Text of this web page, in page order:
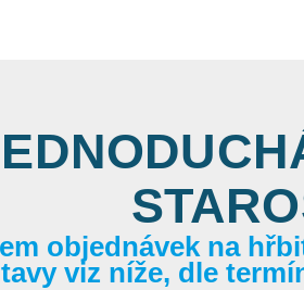
objednávek na
viz níže, dle